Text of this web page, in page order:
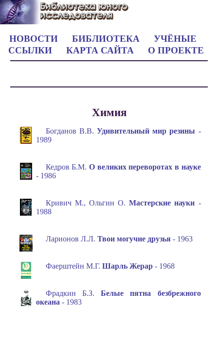
НОВОСТИ БИБЛИОТЕКА
УЧЁНЫЕ
ССЫЛКИ
КАРТА САЙТА О ПРОЕКТЕ
Химия
Богданов В.В. Удивительный мир резины -
1989
Кедров Б.М. О великих переворотах в науке
- 1986
Кривич М., Ольгин О.Мастерские науки -
1988
Ларионов Л.Л. Твои могучие друзья- 1963
Фаерштейн М.Г. Шарль Жерар- 1968
Фрадкин Б.З. Белые пятна безбрежного
океана - 1983